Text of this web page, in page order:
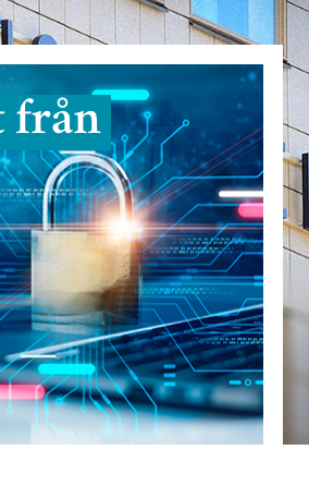
från